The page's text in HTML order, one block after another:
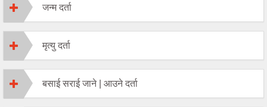
जन्म दर्ता
मृत्यु दर्ता
बसाई सराई जाने | आउने दर्ता